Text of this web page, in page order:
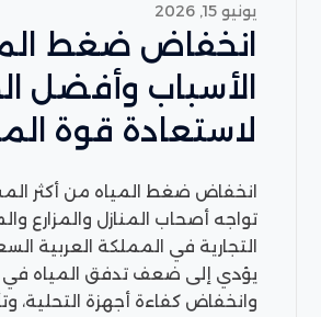
يونيو 15, 2026
انخفاض ضغط
الأسباب وأفضل
لاستعادة قوة
انخفاض ضغط المياه من أكثر
تواجه أصحاب المنازل والمزارع
التجارية في المملكة العربية
يؤدي إلى ضعف تدفق المياه في
وانخفاض كفاءة أجهزة التحلية،